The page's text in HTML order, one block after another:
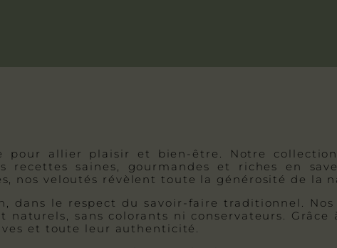
pour allier plaisir et bien-être. Notre
saines, gourmandes et riches en
nos veloutés révèlent toute la générosité de la
dans le respect du savoir-faire traditionnel.
sans colorants ni conservateurs. Grâce
et toute leur authenticité.